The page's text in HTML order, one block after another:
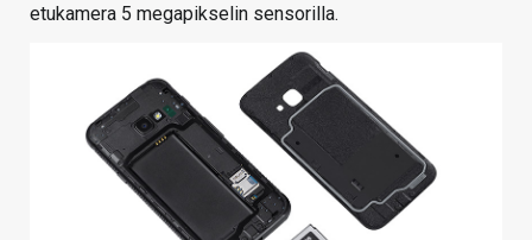
etukamera 5 megapikselin sensorilla.